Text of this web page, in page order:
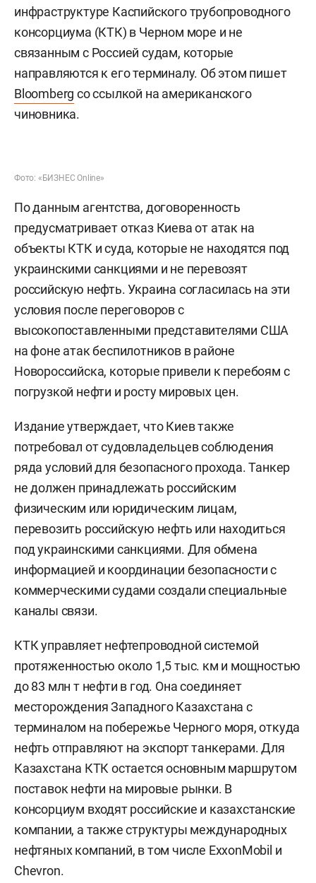
инфраструктуре Каспийского трубопроводного
консорциума (КТК) в Черном море и не
связанным с Россией судам, которые
направляются к его терминалу. Об этом пишет
Bloomberg со ссылкой на американского
чиновника.
Фото: «БИЗНЕС Online»
По данным агентства, договоренность
предусматривает отказ Киева от атак на
объекты КТК и суда, которые не находятся под
украинскими санкциями и не перевозят
российскую нефть. Украина согласилась на эти
условия после переговоров с
высокопоставленными представителями США
на фоне атак беспилотников в районе
Новороссийска, которые привели к перебоям с
погрузкой нефти и росту мировых цен.
Издание утверждает, что Киев также
потребовал от судовладельцев соблюдения
ряда условий для безопасного прохода. Танкер
не должен принадлежать российским
физическим или юридическим лицам,
перевозить российскую нефть или находиться
под украинскими санкциями. Для обмена
информацией и координации безопасности с
коммерческими судами создали специальные
каналы связи.
КТК управляет нефтепроводной системой
протяженностью около 1,5 тыс. км и мощностью
до 83 млн т нефти в год. Она соединяет
месторождения Западного Казахстана с
терминалом на побережье Черного моря, откуда
нефть отправляют на экспорт танкерами. Для
Казахстана КТК остается основным маршрутом
поставок нефти на мировые рынки. В
консорциум входят российские и казахстанские
компании, а также структуры международных
нефтяных компаний, в том числе ExxonMobil и
Chevron.